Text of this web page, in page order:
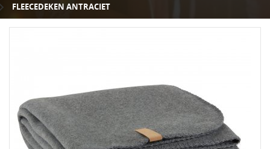
FLEECEDEKEN ANTRACIET